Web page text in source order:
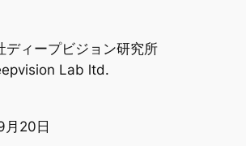
ディープビジョン研究所
Lab ltd.
月20日